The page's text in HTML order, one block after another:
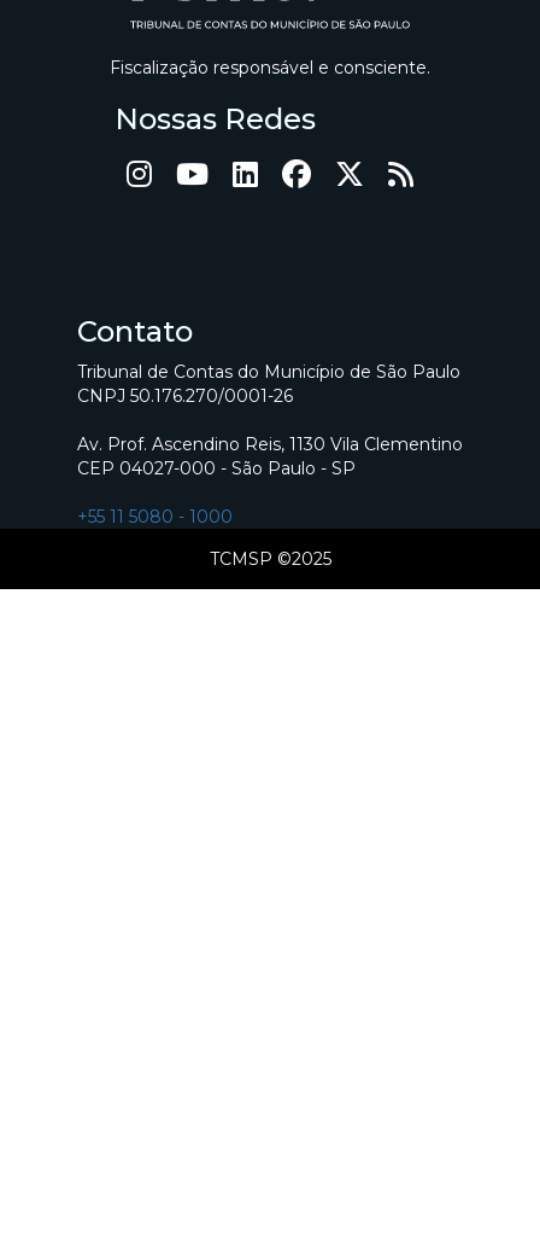
Fiscalização responsável e consciente.
Nossas Redes
Contato
Tribunal de Contas do Município de São Paulo
CNPJ 50.176.270/0001-26
Av. Prof. Ascendino Reis, 1130 Vila Clementino
CEP 04027-000 - São Paulo - SP
+55 11 5080 - 1000
TCMSP ©2025